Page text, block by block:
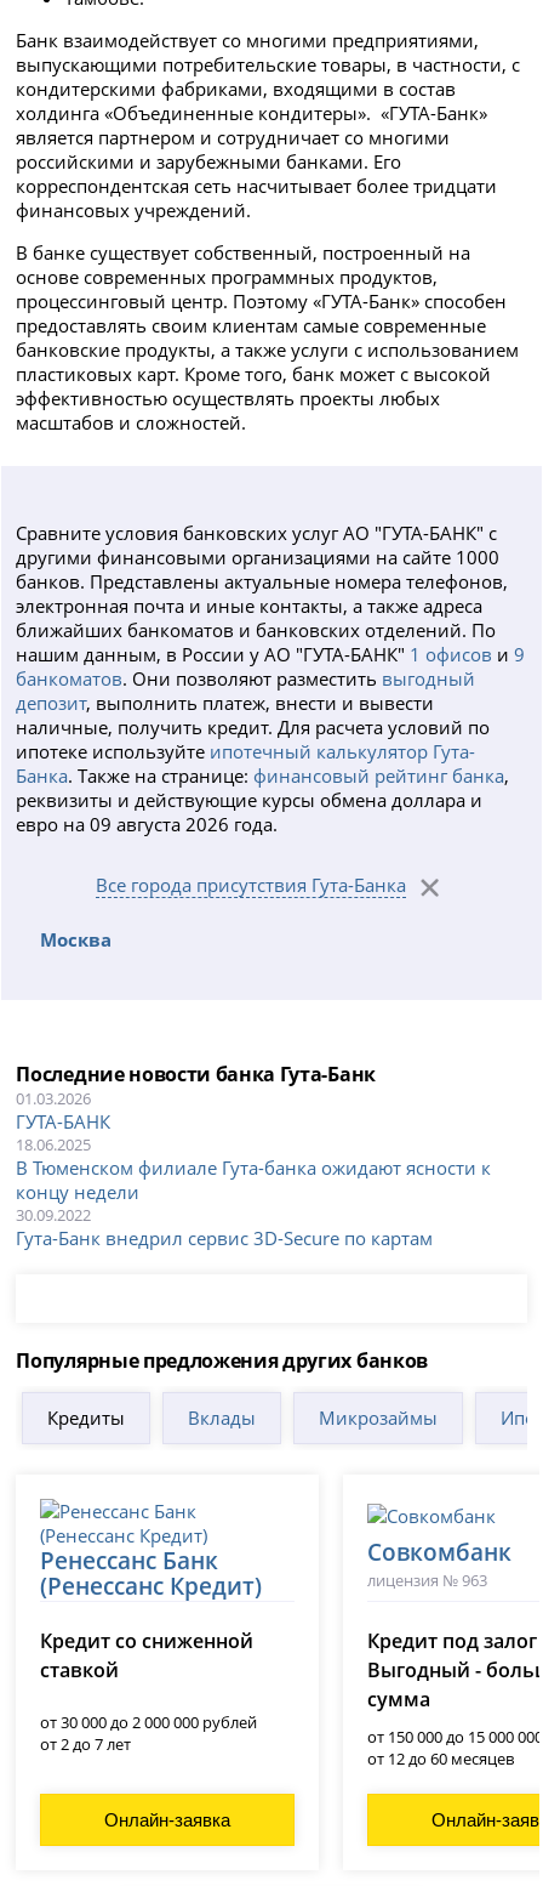
Банк взаимодействует со многими предприятиями,
выпускающими потребительские товары, в частности, с
кондитерскими фабриками, входящими в состав
холдинга «Объединенные кондитеры». «ГУТА-Банк»
является партнером и сотрудничает со многими
российскими и зарубежными банками. Его
корреспондентская сеть насчитывает более тридцати
финансовых учреждений.
В банке существует собственный, построенный на
основе современных программных продуктов,
процессинговый центр. Поэтому «ГУТА-Банк» способен
предоставлять своим клиентам самые современные
банковские продукты, а также услуги с использованием
пластиковых карт. Кроме того, банк может с высокой
эффективностью осуществлять проекты любых
масштабов и сложностей.
Сравните условия банковских услуг АО "ГУТА-БАНК" с
другими финансовыми организациями на сайте 1000
банков. Представлены актуальные номера телефонов,
электронная почта и иные контакты, а также адреса
ближайших банкоматов и банковских отделений. По
нашим данным, в России у АО "ГУТА-БАНК" 1 офисов и9
банкоматов. Они позволяют разместить выгодный
депозит, выполнить платеж, внести и вывести
наличные, получить кредит. Для расчета условий по
ипотеке используйте ипотечный калькулятор Гута-
Банка. Также на странице:финансовый рейтинг банка,
реквизиты и действующие курсы обмена доллара и
евро на 09 августа 2026 года.
Все города присутствия Гута-Банка
Москва
Последние новости банка Гута-Банк
01.03.2026
ГУТА-БАНК
18.06.2025
В Тюменском филиале Гута-банка ожидают ясности к
концу недели
30.09.2022
Гута-Банк внедрил сервис 3D-Secure по картам
Популярные предложения других банков
Кредиты Вклады Микрозаймы
Ренессанс Банк
(Ренессанс Кредит)
Кредит со сниженной
ставкой
от 30 000 до 2 000 000 рублей
от 2 до 7 лет
Онлайн-заявка
Совкомбанк
лицензия № 963
Кредит под залог
Выгодный -
сумма
от 150 000 до 15 000
от 12 до 60 месяцев
Онлайн-